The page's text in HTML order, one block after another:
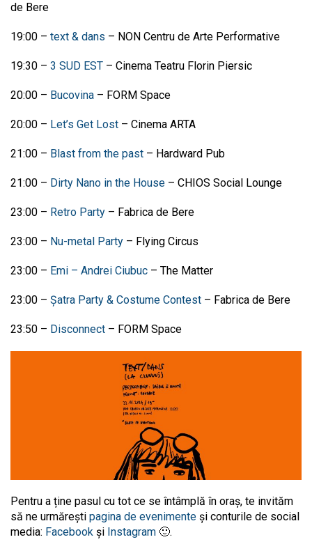
de Bere
19:00 – text & dans – NON Centru de Arte Performative
19:30 – 3 SUD EST – Cinema Teatru Florin Piersic
20:00 – Bucovina – FORM Space
20:00 – Let’s Get Lost – Cinema ARTA
21:00 – Blast from the past – Hardward Pub
21:00 – Dirty Nano in the House – CHIOS Social Lounge
23:00 – Retro Party – Fabrica de Bere
23:00 – Nu-metal Party – Flying Circus
23:00 – Emi – Andrei Ciubuc – The Matter
23:00 – Șatra Party & Costume Contest – Fabrica de Bere
23:50 – Disconnect – FORM Space
Pentru a ține pasul cu tot ce se întâmplă în oraș, te invităm
să ne urmărești pagina de evenimente și conturile de social
media: Facebook și Instagram 🙂.